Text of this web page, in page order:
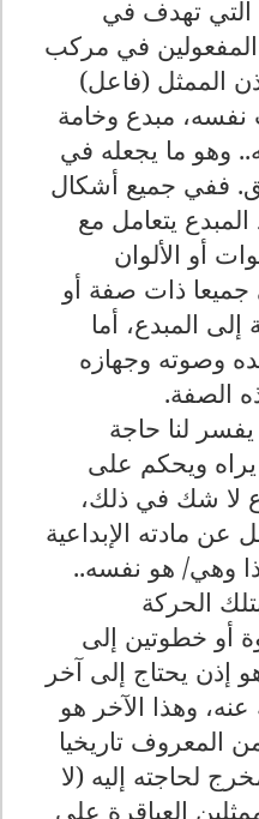
التي تهدف في
المفعولين في مركب
الممثل (فاعل)
مبدع وخامة
وهو ما يجعله في
ففي جميع أشكال
المبدع يتعامل مع
أو الألوان
ذات صفة أو
المبدع، أما
وصوته وجهازه
الصفة.
لنا حاجة
يراه ويحكم على
لا شك في ذلك،
عن مادته الإبداعية
وهي/ هو نفسه..
الحركة
أو خطوتين إلى
إذن يحتاج إلى آخر
عنه، وهذا الآخر هو
المعروف تاريخيا
لحاجته إليه (لا
العباقرة على